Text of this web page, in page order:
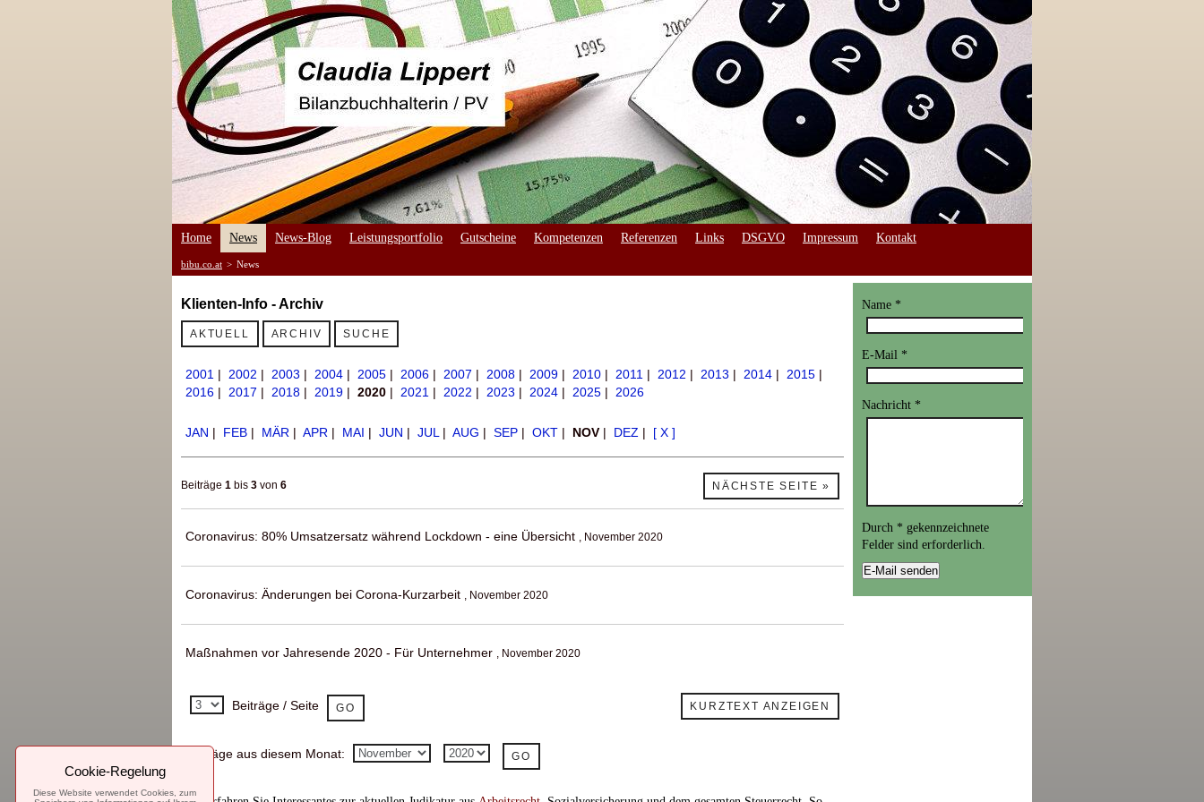
Home News News-Blog Leistungsportfolio Gutscheine Kompetenzen Referenzen Links DSGVO Impressum Kontakt
bibu.co.at > News
Name *
E-Mail *
Nachricht *
Durch * gekennzeichnete
Felder sind erforderlich.
Klienten-Info - Archiv
AKTUELL ARCHIV SUCHE
2001 | 2002 | 2003 | 2004 | 2005 | 2006 | 2007 | 2008 | 2009 | 2010 | 2011 | 2012 | 2013 | 2014 | 2015 |
2016 | 2017 | 2018 | 2019 | 2020 | 2021 | 2022 | 2023 | 2024 | 2025 | 2026
JAN | FEB | MÄR | APR | MAI | JUN | JUL | AUG | SEP | OKT | NOV | DEZ | [ X ]
Beiträge 1 bis 3 von 6 NÄCHSTE SEITE »
Coronavirus: 80% Umsatzersatz während Lockdown - eine Übersicht , November 2020
Coronavirus: Änderungen bei Corona-Kurzarbeit , November 2020
Maßnahmen vor Jahresende 2020 - Für Unternehmer , November 2020
Beiträge / Seite KURZTEXT ANZEIGEN
Beiträge aus diesem Monat:
Cookie-Regelung
Diese Website verwendet Cookies, zum